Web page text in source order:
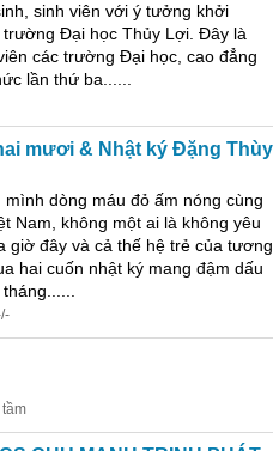
sinh viên với ý tưởng khởi
trường Đại học Thủy Lợi. Đây là
các trường Đại học , cao đẳng
lần thứ ba......
mươi & Nhật ký Đặng Thùy
dòng máu đỏ ấm nóng cùng
Nam, không một ai là không yêu
giờ đây và cả thế hệ trẻ của tương
hai cuốn nhật ký mang đậm dấu